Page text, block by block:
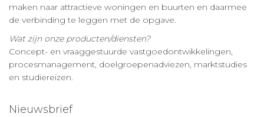
maken naar attractieve woningen en buurten en daarmee
de verbinding te leggen met de opgave.
Wat zijn onze producten/diensten?
Concept- en vraaggestuurde vastgoedontwikkelingen,
procesmanagement, doelgroepenadviezen, marktstudies
en studiereizen.
Nieuwsbrief